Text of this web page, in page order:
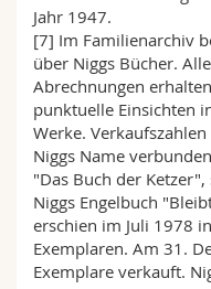
Jahr 1947.
[7] Im Familienarchiv
über Niggs Bücher.
Abrechnungen
punktuelle Einsichten
Werke.
Niggs Name
"Das Buch der
Niggs Engelbuch
erschien im Juli 1978
Exemplaren. Am 31.
Exemplare verkauft.